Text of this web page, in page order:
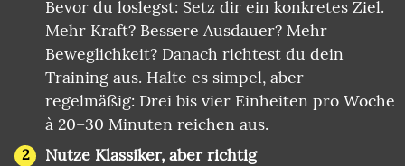
Bevor du loslegst: Setz dir ein konkretes Ziel.
Mehr Kraft? Bessere Ausdauer? Mehr
Beweglichkeit? Danach richtest du dein
Training aus. Halte es simpel, aber
regelmäßig: Drei bis vier Einheiten pro Woche
à 20–30 Minuten reichen aus.
Nutze Klassiker, aber richtig